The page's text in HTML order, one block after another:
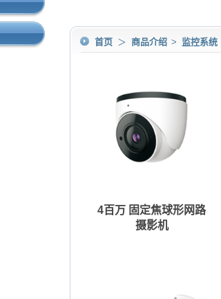
首页 ＞ 商品介绍 > 监控系统
4百万 固定焦球形网路
摄影机